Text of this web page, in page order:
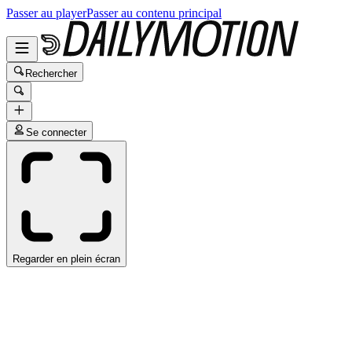
Passer au playerPasser au contenu principal
Rechercher
Se connecter
Regarder en plein écran